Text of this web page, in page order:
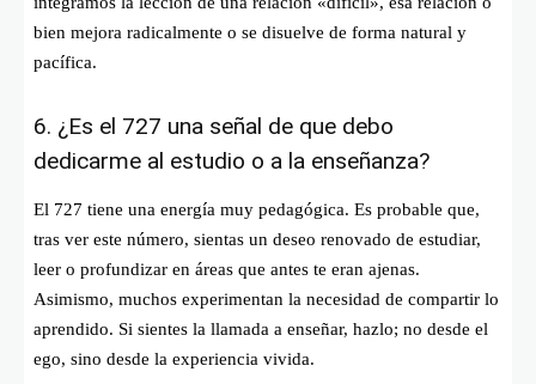
bien mejora radicalmente o se disuelve de forma natural y
pacífica.
6. ¿Es el 727 una señal de que debo
dedicarme al estudio o a la enseñanza?
El 727 tiene una energía muy pedagógica. Es probable que,
tras ver este número, sientas un deseo renovado de estudiar,
leer o profundizar en áreas que antes te eran ajenas.
Asimismo, muchos experimentan la necesidad de compartir lo
aprendido. Si sientes la llamada a enseñar, hazlo; no desde el
ego, sino desde la experiencia vivida.